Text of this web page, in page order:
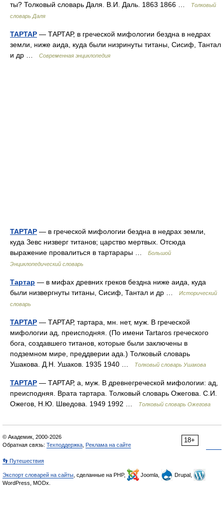
ты? Толковый словарь Даля. В.И. Даль. 1863 1866 …
Толковый
словарь Даля
ТАРТАР — ТАРТАР, в греческой мифологии бездна в недрах
земли, ниже аида, куда были низринуты титаны, Сисиф, Тантал
и др …
Современная энциклопедия
ТАРТАР — в греческой мифологии бездна в недрах земли,
куда Зевс низверг титанов; царство мертвых. Отсюда
выражение провалиться в тартарары …
Большой
Энциклопедический словарь
Тартар — в мифах древних греков бездна ниже аида, куда
были низвергнуты титаны, Сисиф, Тантал и др …
Исторический
словарь
ТАРТАР — ТАРТАР, тартара, мн. нет, муж. В греческой
мифологии ад, преисподняя. (По имени Tartaros греческого
бога, создавшего титанов, которые были заключены в
подземном мире, преддверии ада.) Толковый словарь
Ушакова. Д.Н. Ушаков. 1935 1940 …
Толковый словарь Ушакова
ТАРТАР — ТАРТАР, а, муж. В древнегреческой мифологии: ад,
преисподняя. Врата тартара. Толковый словарь Ожегова. С.И.
Ожегов, Н.Ю. Шведова. 1949 1992 …
Толковый словарь Ожегова
18+
© Академик, 2000-2026
Обратная связь: Техподдержка Реклама на сайте
👣 Путешествия
Экспорт словарей на сайты , сделанные на PHP, Joomla,
Drupal,
WordPress, MODx.